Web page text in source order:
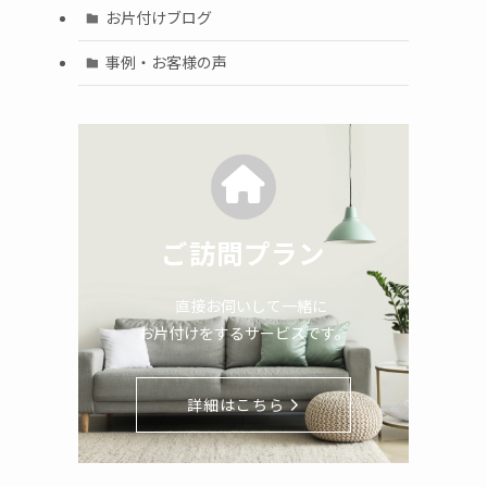
お片付けブログ
事例・お客様の声
ご訪問プラン
直接お伺いして一緒に
お片付けをするサービスです。
詳細はこちら